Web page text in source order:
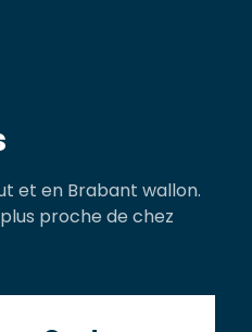
et en Brabant wallon.
proche de chez